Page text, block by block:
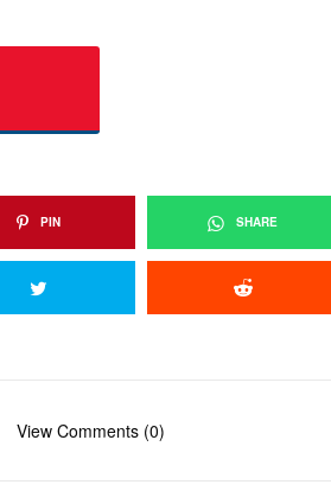
PIN SHARE
View Comments (0)